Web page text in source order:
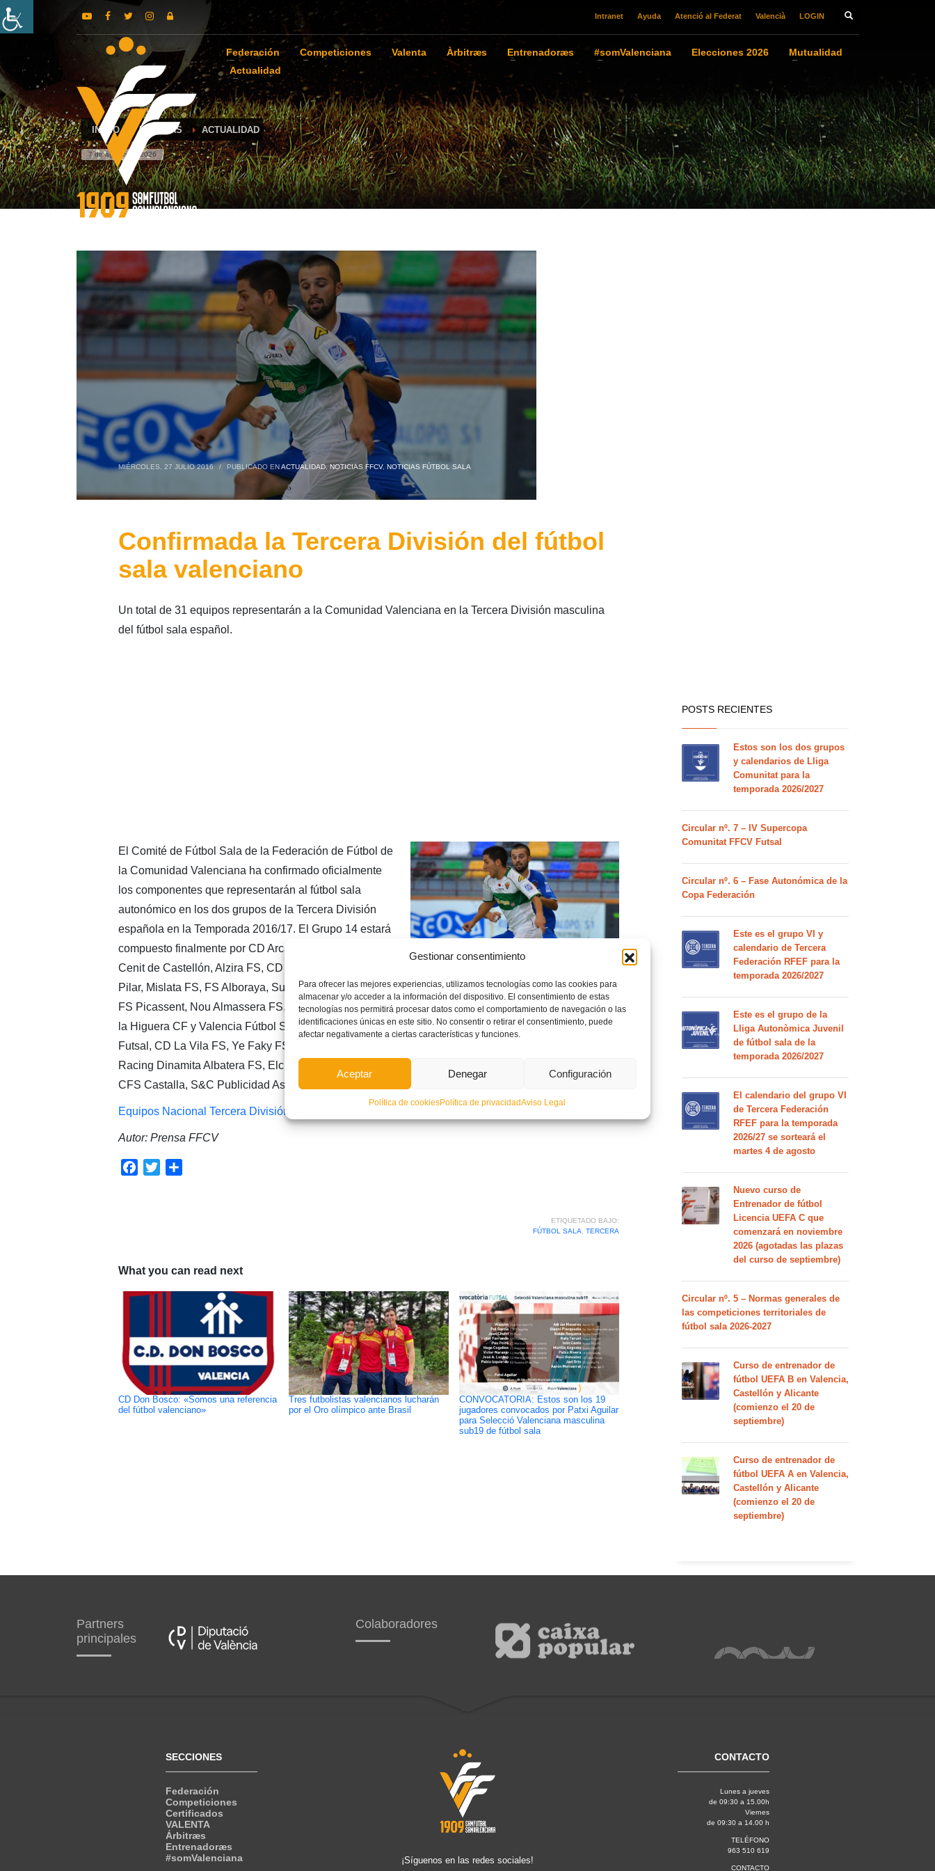
Gestionar consentimiento
Para ofrecer las mejores experiencias, utilizamos tecnologías como las cookies para
almacenar y/o acceder a la información del dispositivo. El consentimiento de estas
tecnologías nos permitirá procesar datos como el comportamiento de navegación o las
identificaciones únicas en este sitio. No consentir o retirar el consentimiento, puede
afectar negativamente a ciertas características y funciones.
Aceptar Denegar Configuración
Política de cookiesPolítica de privacidadAviso Legal
Intranet Ayuda Atenció al Federat Valencià LOGIN
Federación Competiciones Valenta Àrbitræs Entrenadoræs #somValenciana Elecciones 2026
Mutualidad
Actualidad
INICIO NOTICIAS ACTUALIDAD
7 de agosto de 2026
MIÉRCOLES, 27 JULIO 2016 / PUBLICADO ENACTUALIDAD, NOTICIAS FFCV, NOTICIAS FÚTBOL SALA
Confirmada la Tercera División del fútbol
sala valenciano
Un total de 31 equipos representarán a la Comunidad Valenciana en la Tercera División masculina
del fútbol sala español.
El Comité de Fútbol Sala de la Federación de Fútbol de
la Comunidad Valenciana ha confirmado oficialmente
los componentes que representarán al fútbol sala
autonómico en los dos grupos de la Tercera División
española en la Temporada 2016/17. El Grupo 14 estará
compuesto finalmente por CD Arcadi Valencia, CFS
Cenit de Castellón, Alzira FS, CD Nuestra Señora del
Pilar, Mislata FS, FS Alboraya, Sucro Cullera FS, Vila-Sport FS, CD Maristas Valencia, CA Favara,
FS Picassent, Nou Almassera FS, CD Salesianos San Antonio Abad, Fútbol Sala Alqueries, Fuente
la Higuera CF y Valencia Fútbol Sala. Por lo que respecta al Grupo 15, lo conformarán CD Calpe
Futsal, CD La Vila FS, Ye Faky FS, Nueva Elda FS, FS Callosa, Serelles Alcoy CFS, CFS Horadada,
Racing Dinamita Albatera FS, Elche Cf Sala, CFS Futsal Ibi, Pinoso Athletic FS, Xaloc Alacant FSm
CFS Castalla, S&C Publicidad Aspe FS y CD Sporting San Vicente.
Equipos Nacional Tercera División 2016-17
Autor: Prensa FFCV
Facebook
Twitter
ETIQUETADO BAJO:
FÚTBOL SALA
TERCERA
What you can read next
CD Don Bosco: «Somos una referencia
del fútbol valenciano»
Tres futbolistas valencianos lucharán
por el Oro olímpico ante Brasil
CONVOCATORIA: Estos son los 19
jugadores convocados por Patxi Aguilar
para Selecció Valenciana masculina
sub19 de fútbol sala
POSTS RECIENTES
Estos son los dos grupos
y calendarios de Lliga
Comunitat para la
temporada 2026/2027
Circular nº. 7 – IV Supercopa
Comunitat FFCV Futsal
Circular nº. 6 – Fase Autonómica de la
Copa Federación
Este es el grupo VI y
calendario de Tercera
Federación RFEF para la
temporada 2026/2027
Este es el grupo de la
Lliga Autonòmica Juvenil
de fútbol sala de la
temporada 2026/2027
El calendario del grupo VI
de Tercera Federación
RFEF para la temporada
2026/27 se sorteará el
martes 4 de agosto
Nuevo curso de
Entrenador de fútbol
Licencia UEFA C que
comenzará en noviembre
2026 (agotadas las plazas
del curso de septiembre)
Circular nº. 5 – Normas generales de
las competiciones territoriales de
fútbol sala 2026-2027
Curso de entrenador de
fútbol UEFA B en Valencia,
Castellón y Alicante
(comienzo el 20 de
septiembre)
Curso de entrenador de
fútbol UEFA A en Valencia,
Castellón y Alicante
(comienzo el 20 de
septiembre)
Partners
principales
Colaboradores
SECCIONES
Federación
Competiciones
Certificados
VALENTA
Árbitræs
Entrenadoræs
#somValenciana
¡Síguenos en las redes sociales!
CONTACTO
Lunes a jueves
de 09:30 a 15.00h
Viernes
de 09:30 a 14.00 h
TELÉFONO
963 510 619
CONTACTO